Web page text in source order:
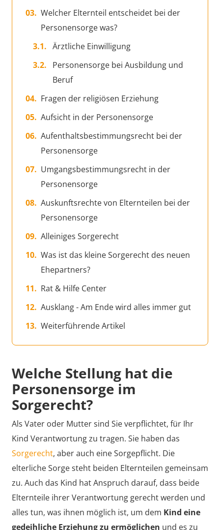
Welcher Elternteil entscheidet bei der
Personensorge was?
Ärztliche Einwilligung
Personensorge bei Ausbildung und
Beruf
Fragen der religiösen Erziehung
Aufsicht in der Personensorge
Aufenthaltsbestimmungsrecht bei der
Personensorge
Umgangsbestimmungsrecht in der
Personensorge
Auskunftsrechte von Elternteilen bei der
Personensorge
Alleiniges Sorgerecht
Was ist das kleine Sorgerecht des neuen
Ehepartners?
Rat & Hilfe Center
Ausklang - Am Ende wird alles immer gut
Weiterführende Artikel
Welche Stellung hat die
Personensorge im
Sorgerecht?
Als Vater oder Mutter sind Sie verpflichtet, für Ihr
Kind Verantwortung zu tragen. Sie haben das
Sorgerecht, aber auch eine Sorgepflicht. Die
elterliche Sorge steht beiden Elternteilen gemeinsam
zu. Auch das Kind hat Anspruch darauf, dass beide
Elternteile ihrer Verantwortung gerecht werden und
alles tun, was ihnen möglich ist, um dem Kind eine
gedeihliche Erziehung zu ermöglichen und es zu